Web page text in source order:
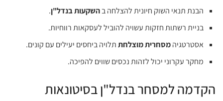
הבנת תנאי השוק חיונית להצלחה בהשקעות בנדל"ן.
בניית רשתות חזקות עשויה להוביל לעסקאות רווחיות.
אסטרטגיהמסחרית מוצלחתתלויה ביחסים יעילים עם קונים.
מחקר עקרוני יכול לזהות נכסים שווים להפיכה.
הקדמה למסחר בנדל"ן בסיטונאות